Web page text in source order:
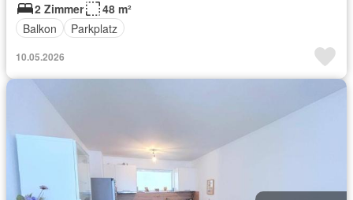
2 Zimmer
48 m²
Balkon
Parkplatz
10.05.2026